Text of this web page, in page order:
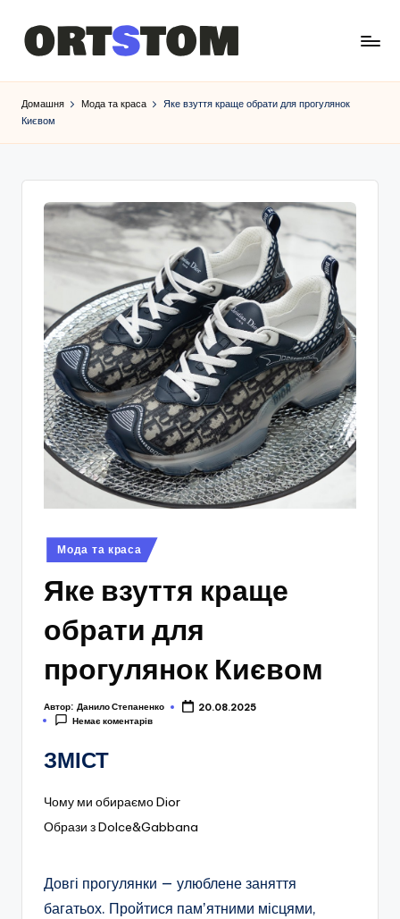
Домашня Мода та краса
Яке взуття краще обрати для прогулянок
Києвом
Опубліковано
у
Мода та краса
Яке взуття краще
обрати для
прогулянок Києвом
Автор: Данило Степаненко
20.08.2025
Немає коментарів
ЗМІСТ
Чому ми обираємо Dior
Образи з Dolce&Gabbana
Довгі прогулянки — улюблене заняття
багатьох. Пройтися памʼятними місцями,